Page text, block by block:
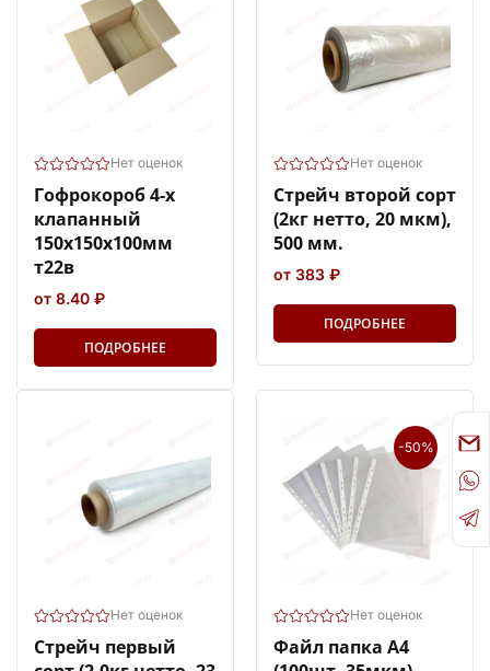
Нет оценок
Гофрокороб 4-х
клапанный
150х150х100мм
т22в
от 8.40 ₽
ПОДРОБНЕЕ
Нет оценок
Стрейч второй сорт
(2кг нетто, 20 мкм),
500 мм.
от 383 ₽
ПОДРОБНЕЕ
Нет оценок
Стрейч первый
-50%
Нет оценок
Файл папка А4